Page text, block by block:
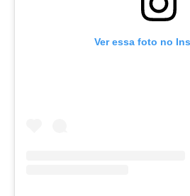
Ver essa foto no